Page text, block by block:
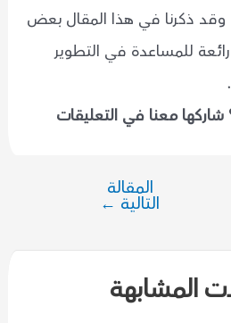
وقد ذكرنا في هذا المقال بعض
للمساعدة في التطوير
معنا في التعليقات
المقالة
التالية ←
المشابهة